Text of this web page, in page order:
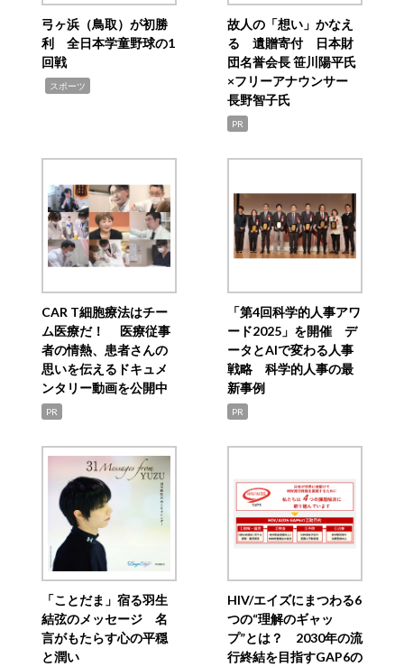
弓ヶ浜（鳥取）が初勝
利 全日本学童野球の1
回戦
スポーツ
故人の「想い」かなえ
る 遺贈寄付 日本財
団名誉会長 笹川陽平氏
×フリーアナウンサー
長野智子氏
PR
CAR T細胞療法はチー
ム医療だ！ 医療従事
者の情熱、患者さんの
思いを伝えるドキュメ
ンタリー動画を公開中
PR
「第4回科学的人事アワ
ード2025」を開催 デ
ータとAIで変わる人事
戦略 科学的人事の最
新事例
PR
「ことだま」宿る羽生
結弦のメッセージ 名
言がもたらす心の平穏
と潤い
HIV/エイズにまつわる6
つの“理解のギャッ
プ”とは？ 2030年の流
行終結を目指すGAP6の